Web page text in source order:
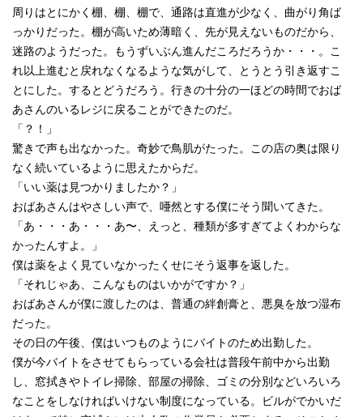
周りはとにかく棚、棚、棚で、通路は直進が少なく、曲がり角ば
っかりだった。棚が高いため薄暗く、先が見えないものだから、
迷路のようだった。もうずいぶん進んだころだろうか・・・。こ
れ以上進むと戻れなくなるような気がして、とうとう引き返すこ
とにした。するとどうだろう。行きの十分の一ほどの時間でおば
あさんのいるレジに戻ることができたのだ。
「？！」
驚きで声も出なかった。奇妙で鳥肌がたった。この店の奥は限り
なく続いているように思えたからだ。
「いい薬は見つかりましたか？」
おばあさんはやさしい声で、唖然とする僕にそう聞いてきた。
「あ・・・あ・・・あ〜、えっと、種類が多すぎてよくわからな
かったんすよ。」
僕は薬をよく見ていなかったくせにそう返事を返した。
「それじゃあ、こんなものはいかがですか？」
おばあさんが僕に渡したのは、普通の絆創膏と、悪臭を放つ湿布
だった。
その日の午後、僕はいつものようにバイトのため出勤した。
僕が今バイトをさせてもらっている会社は普段午前中から出勤
し、窓拭きやトイレ掃除、部屋の掃除、ゴミの分別などいろいろ
なことをしなければいけない制度になっている。ビルがでかいだ